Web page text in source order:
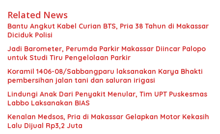
Related News
Bantu Angkut Kabel Curian BTS, Pria 38 Tahun di Makassar
Diciduk Polisi
Jadi Barometer, Perumda Parkir Makassar Diincar Palopo
untuk Studi Tiru Pengelolaan Parkir
Koramil 1406-08/Sabbangparu laksanakan Karya Bhakti
pembersihan jalan tani dan saluran irigasi
Lindungi Anak Dari Penyakit Menular, Tim UPT Puskesmas
Labbo Laksanakan BIAS
Kenalan Medsos, Pria di Makassar Gelapkan Motor Kekasih
Lalu Dijual Rp3,2 Juta